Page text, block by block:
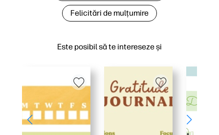
Este posibil să te intereseze și
Felicitări de mulțumire